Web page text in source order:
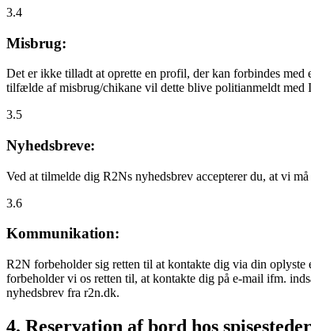
3.4
Misbrug:
Det er ikke tilladt at oprette en profil, der kan forbindes med
tilfælde af misbrug/chikane vil dette blive politianmeldt med
3.5
Nyhedsbreve:
Ved at tilmelde dig R2Ns nyhedsbrev accepterer du, at vi
3.6
Kommunikation:
R2N forbeholder sig retten til at kontakte dig via din
forbeholder vi os retten til, at kontakte dig på e-mail ifm.
nyhedsbrev fra r2n.dk.
4. Reservation af bord hos